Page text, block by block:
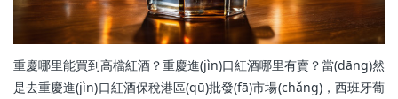
重慶哪里能買到高檔紅酒？重慶進(jìn)口紅酒哪里有賣？當(dāng)然
是去重慶進(jìn)口紅酒保稅港區(qū)批發(fā)市場(chǎng)，西班牙葡